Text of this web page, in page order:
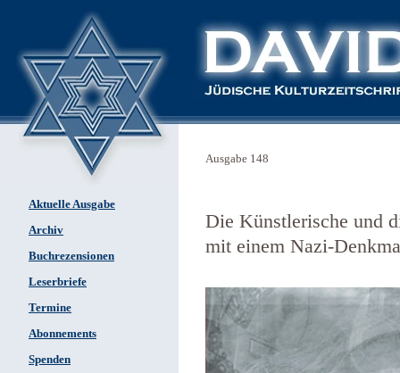
Aktuelle Ausgabe
Archiv
Buchrezensionen
Leserbriefe
Termine
Abonnements
Spenden
Ausgabe 148
Die Künstlerische und
mit einem Nazi-